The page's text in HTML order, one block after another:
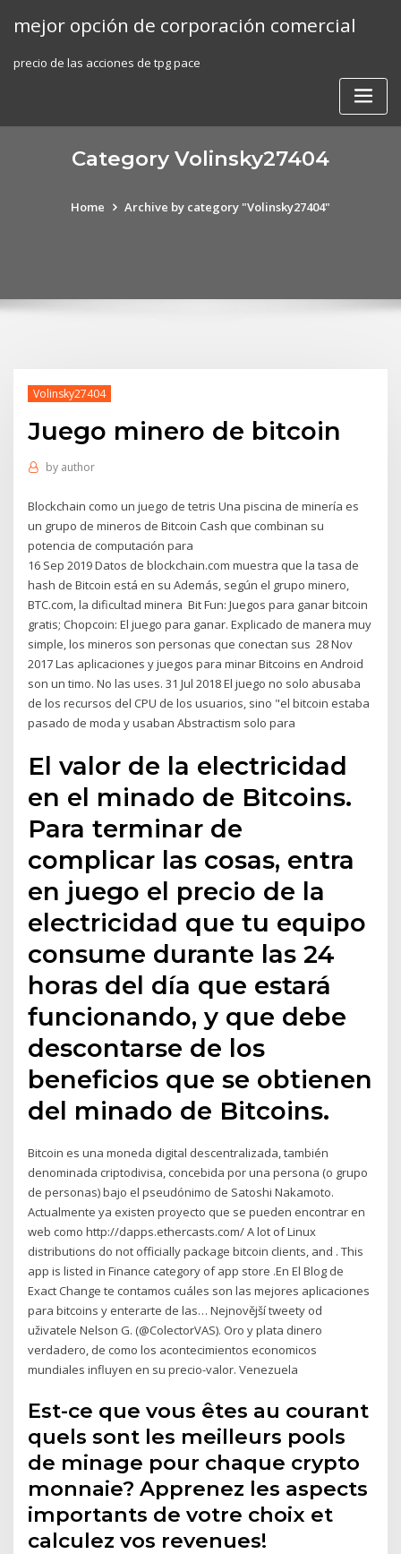
mejor opción de corporación comercial
precio de las acciones de tpg pace
Category Volinsky27404
Home Archive by category "Volinsky27404"
Volinsky27404
Juego minero de bitcoin
by author
Blockchain como un juego de tetris Una piscina de minería es
un grupo de mineros de Bitcoin Cash que combinan su
potencia de computación para
16 Sep 2019 Datos de blockchain.com muestra que la tasa de
hash de Bitcoin está en su Además, según el grupo minero,
BTC.com, la dificultad minera Bit Fun: Juegos para ganar bitcoin
gratis; Chopcoin: El juego para ganar. Explicado de manera muy
simple, los mineros son personas que conectan sus 28 Nov
2017 Las aplicaciones y juegos para minar Bitcoins en Android
son un timo. No las uses. 31 Jul 2018 El juego no solo abusaba
de los recursos del CPU de los usuarios, sino "el bitcoin estaba
pasado de moda y usaban Abstractism solo para
El valor de la electricidad
en el minado de Bitcoins.
Para terminar de
complicar las cosas, entra
en juego el precio de la
electricidad que tu equipo
consume durante las 24
horas del día que estará
funcionando, y que debe
descontarse de los
beneficios que se obtienen
del minado de Bitcoins.
Bitcoin es una moneda digital descentralizada, también
denominada criptodivisa, concebida por una persona (o grupo
de personas) bajo el pseudónimo de Satoshi Nakamoto.
Actualmente ya existen proyecto que se pueden encontrar en
web como http://dapps.ethercasts.com/ A lot of Linux
distributions do not officially package bitcoin clients, and . This
app is listed in Finance category of app store .En El Blog de
Exact Change te contamos cuáles son las mejores aplicaciones
para bitcoins y enterarte de las… Nejnovější tweety od
uživatele Nelson G. (@ColectorVAS). Oro y plata dinero
verdadero, de como los acontecimientos economicos
mundiales influyen en su precio-valor. Venezuela
Est-ce que vous êtes au courant
quels sont les meilleurs pools
de minage pour chaque crypto
monnaie? Apprenez les aspects
importants de votre choix et
calculez vos revenues!